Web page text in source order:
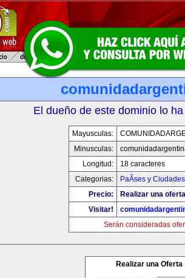
El dueño de este dominio lo
Mayusculas:
Minusculas:
Longitud:
18 caracteres
Categorias:
PaÃ­ses y Ciudades
Precio:
Realizar una
Visitar!
Serán consideradas
Realizar una Oferta